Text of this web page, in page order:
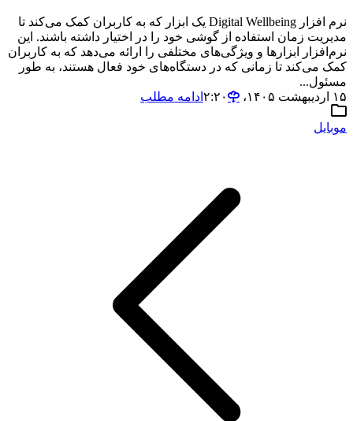
نرم افزار Digital Wellbeing یک ابزار که به کاربران کمک می‌کند تا
مدیریت زمان استفاده از گوشی خود را در اختیار داشته باشند. این
نرم‌افزار ابزارها و ویژگی‌های مختلفی را ارائه می‌دهد که به کاربران
کمک می‌کند تا زمانی که در دستگاه‌های خود فعال هستند، به طور
مسئول...
۱۵ اردیبهشت ۱۴۰۵،‏ ۲:۲۰
ادامه مطلب
موبایل